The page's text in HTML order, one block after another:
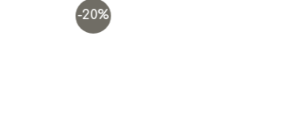
-20%